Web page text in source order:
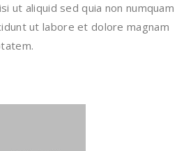
ut aliquid sed quia non numquam
ut labore et dolore magnam